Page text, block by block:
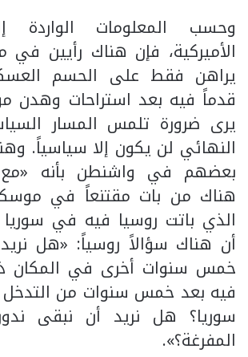
وحسب المعلومات الواردة
الأميركية، فإن هناك رأيين في
يراهن فقط على الحسم
قدماً فيه بعد استراحات وهدن
يرى ضرورة تلمس المسار
النهائي لن يكون إلا سياسياً.
بعضهم في واشنطن بأنه «مع
هناك من بات مقتنعاً في
الذي باتت روسيا فيه في
أن هناك سؤالاً روسياً: «هل
خمس سنوات أخرى في المكان
فيه بعد خمس سنوات من
سوريا؟ هل نريد أن نبقى
المفرغة؟».